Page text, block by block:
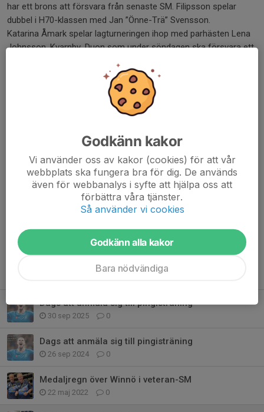
har ett brons att försvara från senaste SM. Filipsson spelar
dubbel i H70-klassen med Jan ”Önne-Trä” Svensson.
Katarina Åmark spelar lagturneringen ihop med parhästen Lena
Johnsson, Kvarnby. Duon som under söndagen ska försvara ett
Jens Hermansen och Jonas Nilsson spelar lagtävlingen i H50
under fredagen, singelklassen under lördagen och dubbel ihop
SM-turneringen avslutas med mixedklassen på söndagen då
Dags att anmäla sig till pingisträning
30 sep 2025 0
Dags att anmäla sig till pingisträning
26 sep 2024 0
Medaljregn över Winnö i veteran-SM
22 maj 2022 0
Godkänn kakor
Vi använder oss av kakor (cookies) för att vår
webbplats ska fungera bra för dig. De används
även för webbanalys i syfte att hjälpa oss att
förbättra våra tjänster.
Så använder vi cookies
Godkänn alla kakor
Bara nödvändiga